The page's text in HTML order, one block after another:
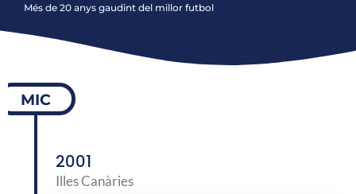
Més de 20 anys gaudint del millor futbol
MIC
2001
Illes Canàries